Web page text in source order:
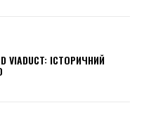
VIADUCT: ІСТОРИЧНИЙ